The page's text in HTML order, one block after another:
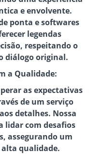
e envolvente.
ponta e softwares
legendas
respeitando o
diálogo original.
a Qualidade:
as expectativas
de um serviço
detalhes. Nossa
lidar com desafios
assegurando um
qualidade.